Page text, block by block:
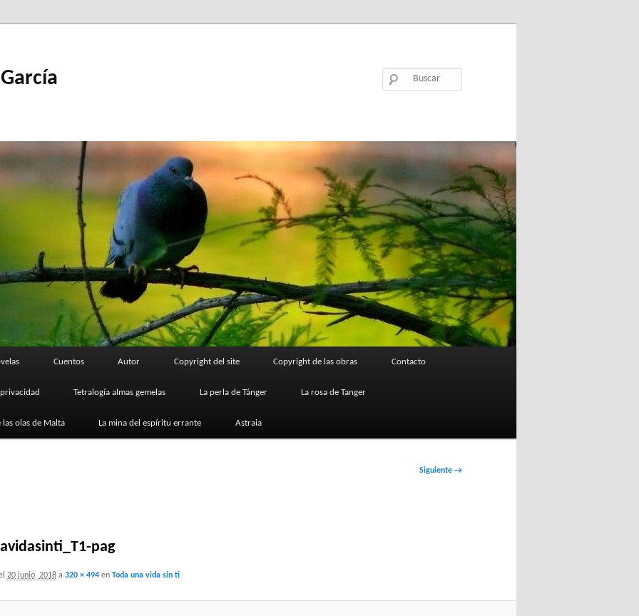
Cuentos Autor Copyright del site Copyright de las obras Contacto
Tetralogía almas gemelas La perla de Tánger La rosa de Tanger
las olas de Malta La mina del espíritu errante Astraia
Siguiente →
pag
20 junio, 2018a 320 × 494en Toda una vida sin ti